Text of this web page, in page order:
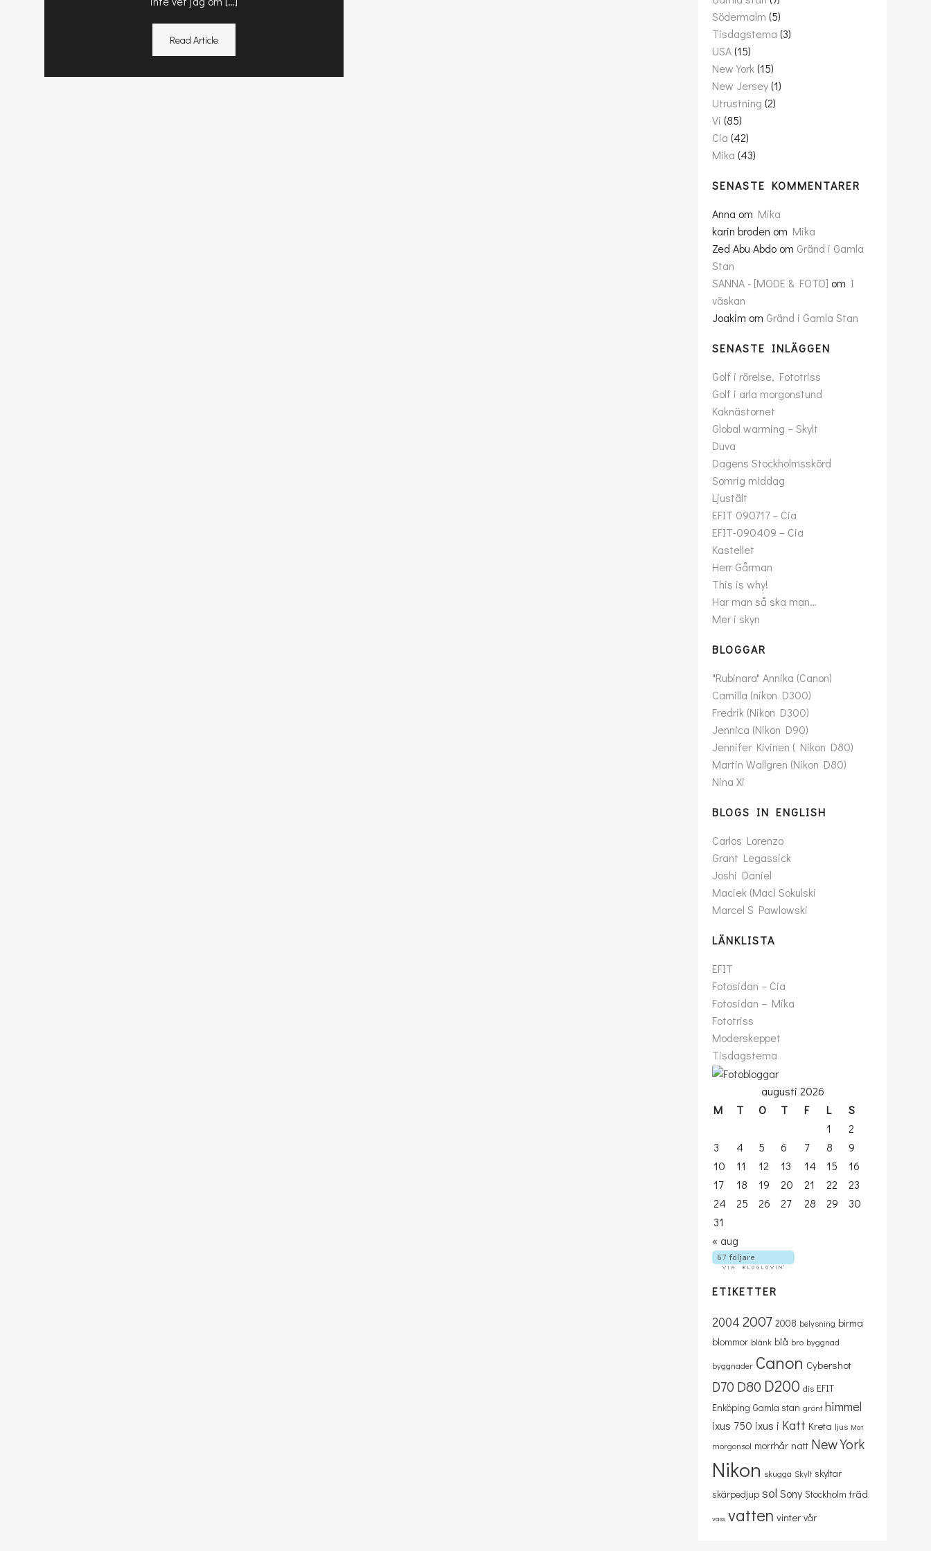
Read Article
Södermalm (5)
Tisdagstema (3)
USA(15)
New York(15)
New Jersey(1)
Utrustning (2)
Vi (85)
Cia (42)
Mika (43)
SENASTE KOMMENTARER
Anna om Mika
karin broden om Mika
Zed Abu Abdo om Gränd i Gamla
Stan
SANNA - [MODE & FOTO] om I
väskan
Joakim om Gränd i Gamla Stan
SENASTE INLÄGGEN
Golf i rörelse, Fototriss
Golf i arla morgonstund
Kaknästornet
Global warming – Skylt
Duva
Dagens Stockholmsskörd
Somrig middag
Ljustält
EFIT 090717 – Cia
EFIT-090409 – Cia
Kastellet
Herr Gårman
This is why!
Har man så ska man…
Mer i skyn
BLOGGAR
"Rubinara" Annika (Canon)
Camilla (nikon D300)
Fredrik (Nikon D300)
Jennica (Nikon D90)
Jennifer Kivinen ( Nikon D80)
Martin Wallgren (Nikon D80)
Nina Xi
BLOGS IN ENGLISH
Carlos Lorenzo
Grant Legassick
Joshi Daniel
Maciek (Mac) Sokulski
Marcel S Pawlowski
LÄNKLISTA
EFIT
Fotosidan – Cia
Fotosidan – Mika
Fototriss
Moderskeppet
Tisdagstema
augusti 2026
M
T O T F L
S
1
2
3
4 5 6 7 8
9
10
11 12 13 14 15
16
17
18 19 20 21 22
23
24
25 26 27 28 29
30
31
« aug
ETIKETTER
2004 2007 2008 belysning birma
blommor blänk blå bro byggnad
byggnader Canon Cybershot
D70 D80 D200 dis EFIT
Enköping Gamla stan grönt himmel
ixus 750 ixus i Katt Kreta ljus Mat
morgonsol morrhår natt New York
Nikon skugga Skylt skyltar
skärpedjup sol Sony Stockholm träd
vass vatten vinter vår